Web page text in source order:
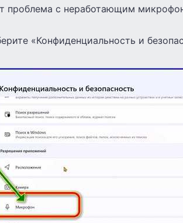
проблема с неработающим
«Конфиденциальность и